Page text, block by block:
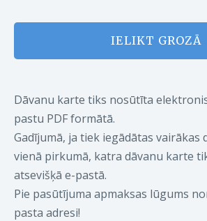
IELIKT GROZĀ
Dāvanu karte tiks nosūtīta
pastu PDF formātā.
Gadījumā, ja tiek iegādātas vairākas
vienā pirkumā, katra dāvanu karte
atsevišķā e-pastā.
Pie pasūtījuma apmaksas lūgums
pasta adresi!